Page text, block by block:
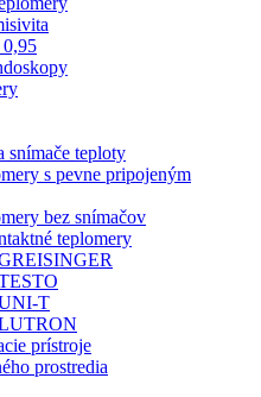
0,95
snímače teploty
s pevne pripojeným
bez snímačov
teplomery
T
prístroje
prostredia